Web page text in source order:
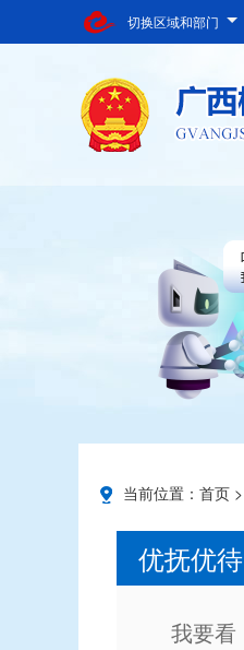
切换区域和部门
当前位置： 首页 >
优抚优待
我要看